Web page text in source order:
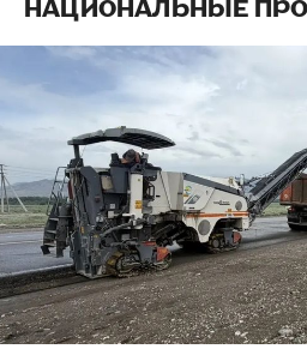
НАЦИОНАЛЬНЫЕ